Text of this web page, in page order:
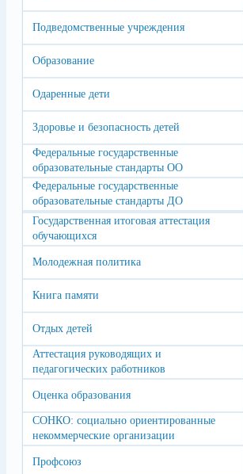
Подведомственные учреждения
Образование
Одаренные дети
Здоровье и безопасность детей
Федеральные государственные
образовательные стандарты ОО
Федеральные государственные
образовательные стандарты ДО
Государственная итоговая аттестация
обучающихся
Молодежная политика
Книга памяти
Отдых детей
Аттестация руководящих и
педагогических работников
Оценка образования
СОНКО: социально ориентированные
некоммерческие организации
Профсоюз